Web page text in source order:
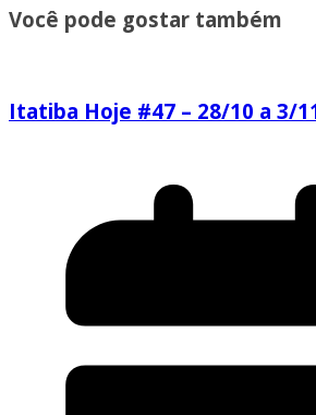
Você pode gostar também
Itatiba Hoje #47 – 28/10 a 3/